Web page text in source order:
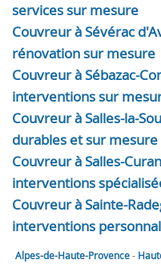
services sur mesure
Couvreur à Sévérac
rénovation sur mesure
Couvreur à Sébazac-
interventions sur
Couvreur à Salles-la-
durables et sur mesure
Couvreur à Salles-
interventions
Couvreur à Sainte-
interventions
Alpes-de-Haute-Provence-